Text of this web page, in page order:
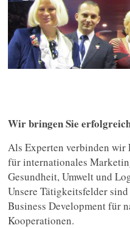
Wir bringen Sie
Als Experten verbinden wir
für internationales
Gesundheit, Umwelt und
Unsere Tätigkeitsfelder
Business Development für
Kooperationen.